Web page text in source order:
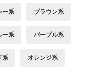
ー系 ブラウン系
ー系 パープル系
系 オレンジ系